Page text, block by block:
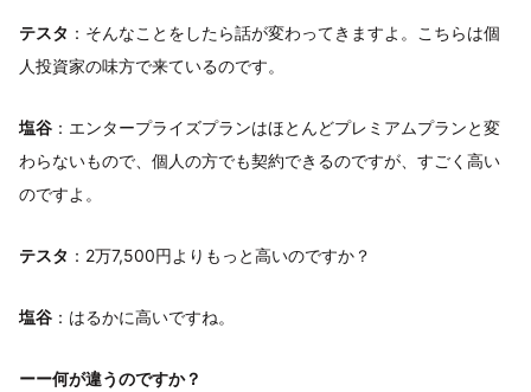
テスタ ：そんなことをしたら話が変わってきますよ。こちらは個
人投資家の味方で来ているのです。
塩谷 ：エンタープライズプランはほとんどプレミアムプランと変
わらないもので、個人の方でも契約できるのですが、すごく高い
のですよ。
テスタ ：2万7,500円よりもっと高いのですか？
塩谷 ：はるかに高いですね。
ーー何が違うのですか？